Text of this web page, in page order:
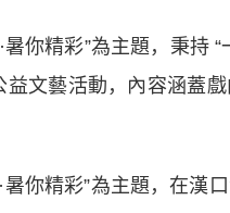
精彩”為主題，秉持 “
文藝活動，內容涵蓋
精彩”為主題，在漢